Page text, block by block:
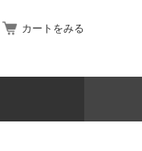
カートをみる